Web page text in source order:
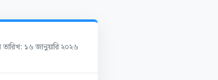
তারিখ: ১৬ জানুয়ারি ২০২৬